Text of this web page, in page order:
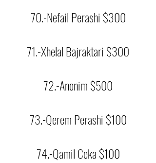
70.-Nefail Perashi $300
71.-Xhelal Bajraktari $300
72.-Anonim $500
73.-Qerem Perashi $100
74.-Qamil Ceka $100